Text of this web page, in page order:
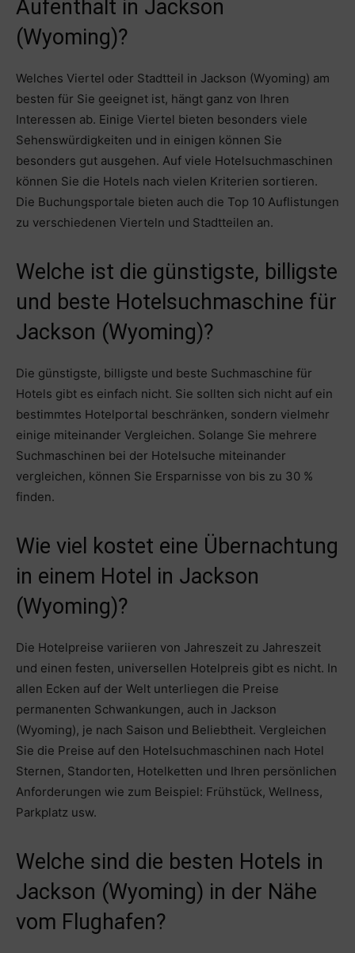
Aufenthalt in Jackson
(Wyoming)?
Welches Viertel oder Stadtteil in Jackson (Wyoming) am
besten für Sie geeignet ist, hängt ganz von Ihren
Interessen ab. Einige Viertel bieten besonders viele
Sehenswürdigkeiten und in einigen können Sie
besonders gut ausgehen. Auf viele Hotelsuchmaschinen
können Sie die Hotels nach vielen Kriterien sortieren.
Die Buchungsportale bieten auch die Top 10 Auflistungen
zu verschiedenen Vierteln und Stadtteilen an.
Welche ist die günstigste, billigste
und beste Hotelsuchmaschine für
Jackson (Wyoming)?
Die günstigste, billigste und beste Suchmaschine für
Hotels gibt es einfach nicht. Sie sollten sich nicht auf ein
bestimmtes Hotelportal beschränken, sondern vielmehr
einige miteinander Vergleichen. Solange Sie mehrere
Suchmaschinen bei der Hotelsuche miteinander
vergleichen, können Sie Ersparnisse von bis zu 30 %
finden.
Wie viel kostet eine Übernachtung
in einem Hotel in Jackson
(Wyoming)?
Die Hotelpreise variieren von Jahreszeit zu Jahreszeit
und einen festen, universellen Hotelpreis gibt es nicht. In
allen Ecken auf der Welt unterliegen die Preise
permanenten Schwankungen, auch in Jackson
(Wyoming), je nach Saison und Beliebtheit. Vergleichen
Sie die Preise auf den Hotelsuchmaschinen nach Hotel
Sternen, Standorten, Hotelketten und Ihren persönlichen
Anforderungen wie zum Beispiel: Frühstück, Wellness,
Parkplatz usw.
Welche sind die besten Hotels in
Jackson (Wyoming) in der Nähe
vom Flughafen?